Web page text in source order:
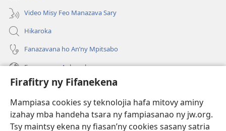
Firafitry ny Fifanekena
Mampiasa cookies sy teknolojia hafa mitovy aminy
izahay mba handeha tsara ny fampiasanao ny jw.org.
Tsy maintsy ekena ny fiasan’ny cookies sasany satria
Video Misy Feo Manazava Sary
Hikaroka
Fanazavana ho An’ny Mpitsabo
Fanazavana Ankapobeny
Fanampiana
Fanomezana
(manokatra
rohy)